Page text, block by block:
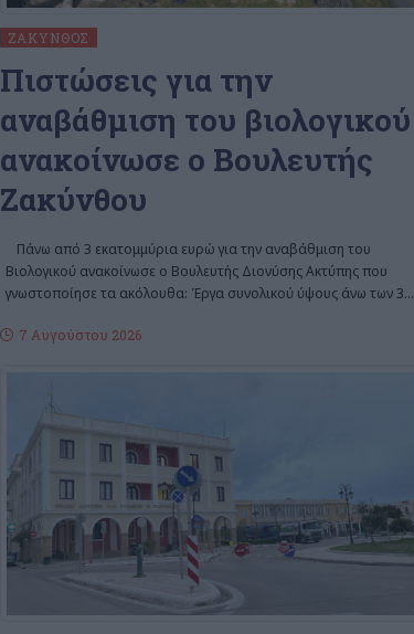
ΖΆΚΥΝΘΟΣ
Πιστώσεις για την
αναβάθμιση του βιολογικού
ανακοίνωσε ο Βουλευτής
Ζακύνθου
Πάνω από 3 εκατομμύρια ευρώ για την αναβάθμιση του
Βιολογικού ανακοίνωσε ο Βουλευτής Διονύσης Ακτύπης που
γνωστοποίησε τα ακόλουθα: Έργα συνολικού ύψους άνω των 3…
7 Αυγούστου 2026